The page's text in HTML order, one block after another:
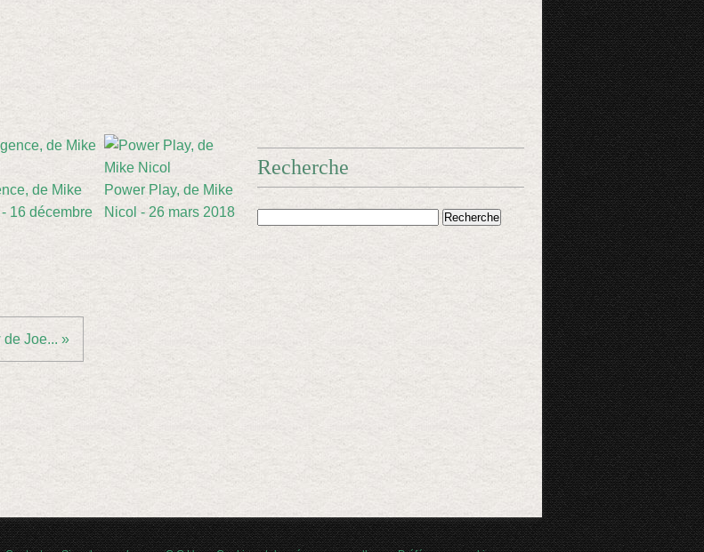
de Mike
16 décembre
Power Play, de Mike
Nicol - 26 mars 2018
Joe... »
Recherche